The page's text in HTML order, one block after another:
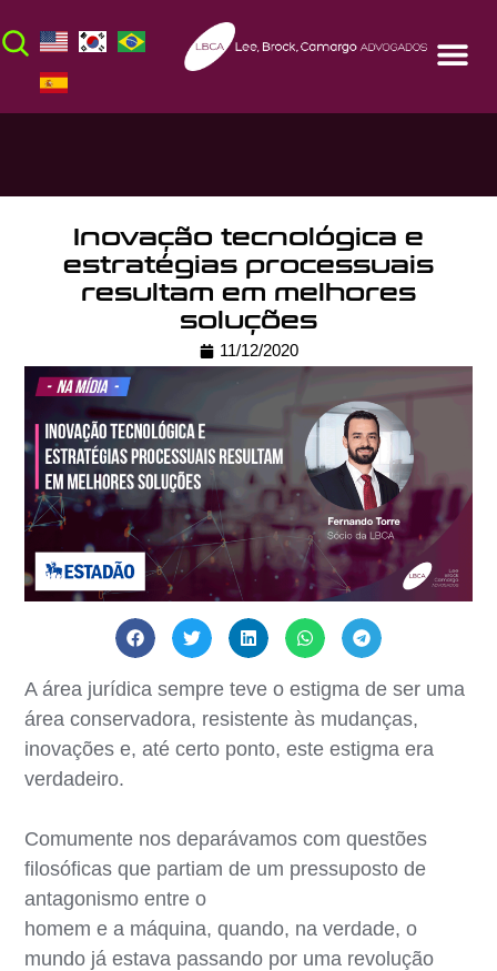
Inovação tecnológica e
estratégias processuais
resultam em melhores
soluções
11/12/2020
A área jurídica sempre teve o estigma de ser uma
área conservadora, resistente às mudanças,
inovações e, até certo ponto, este estigma era
verdadeiro.
Comumente nos deparávamos com questões
filosóficas que partiam de um pressuposto de
antagonismo entre o
homem e a máquina, quando, na verdade, o
mundo já estava passando por uma revolução